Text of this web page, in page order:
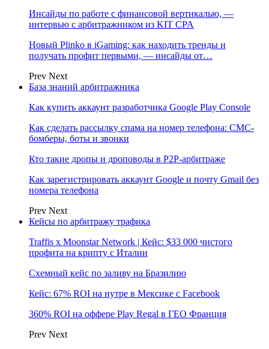
Инсайды по работе с финансовой вертикалью, —
интервью с арбитражником из KIT CPA
Новый Plinko в iGaming: как находить тренды и
получать профит первыми, — инсайды от…
Prev Next
База знаний арбитражника
Как купить аккаунт разработчика Google Play Console
Как сделать рассылку спама на номер телефона: СМС-
бомберы, боты и звонки
Кто такие дропы и дроповоды в P2P-арбитраже
Как зарегистрировать аккаунт Google и почту Gmail без
номера телефона
Prev Next
Кейсы по арбитражу трафика
Traffis x Moonstar Network | Кейс: $33 000 чистого
профита на крипту с Италии
Схемный кейс по заливу на Бразилию
Кейс: 67% ROI на нутре в Мексике с Facebook
360% ROI на оффере Play Regal в ГЕО Франция
Prev Next